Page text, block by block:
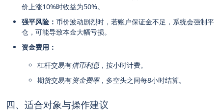
价上涨10%时收益为50%。
强平风险： 币价波动剧烈时，若账户保证金不足，系统会强制平
仓，可能导致本金大幅亏损。
资金费用：
杠杆交易有借币利息 ，按小时计费。
期货交易有资金费率，多空头之间每8小时结算。
四、适合对象与操作建议